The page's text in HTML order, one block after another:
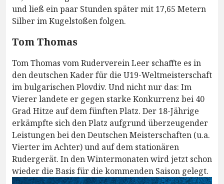
und ließ ein paar Stunden später mit 17,65 Metern
Silber im Kugelstoßen folgen.
Tom Thomas
Tom Thomas vom Ruderverein Leer schaffte es in
den deutschen Kader für die U19-Weltmeisterschaft
im bulgarischen Plovdiv. Und nicht nur das: Im
Vierer landete er gegen starke Konkurrenz bei 40
Grad Hitze auf dem fünften Platz. Der 18-Jährige
erkämpfte sich den Platz aufgrund überzeugender
Leistungen bei den Deutschen Meisterschaften (u.a.
Vierter im Achter) und auf dem stationären
Rudergerät. In den Wintermonaten wird jetzt schon
wieder die Basis für die kommenden Saison gelegt.